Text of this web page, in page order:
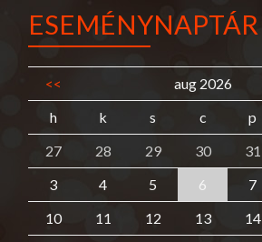
ESEMÉNYNAPTÁR
<< aug 2026
h
k s c p
27
28 29 30 31
3
4 5 6 7
10
11 12 13 14